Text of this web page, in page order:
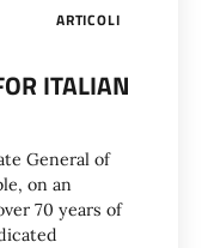
ARTICOLI
ITALIAN
General of
on an
70 years of